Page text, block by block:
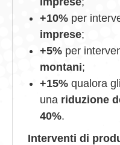
+10% per
imprese;
+5% per
montani;
+15% qualora
una riduzione
40%.
Interventi di